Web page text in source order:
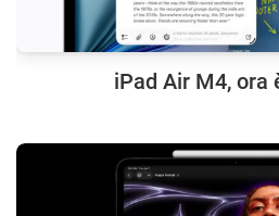
iPad Air M4, ora